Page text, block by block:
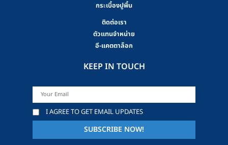
กระเบื้องปูพื้น
ติดต่อเรา
ตัวแทนจำหน่าย
อี-แคตตาล็อก
KEEP IN TOUCH
I AGREE TO GET EMAIL UPDATES